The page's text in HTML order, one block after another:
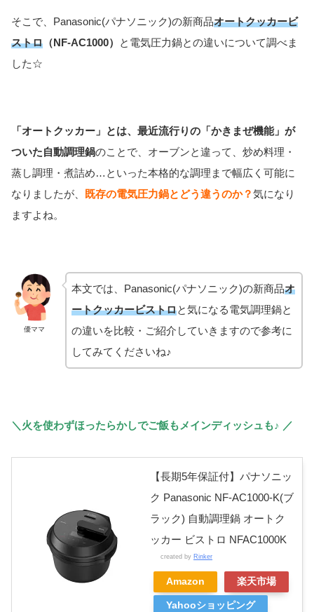
そこで、Panasonic(パナソニック)の新商品オートクッカービ
ストロ （NF-AC1000）
と電気圧力鍋との違いについて調べま
した☆
「オートクッカー」とは、最近流行りの「かきまぜ機能」が
ついた自動調理鍋のことで、オーブンと違って、炒め料理・
蒸し調理・煮詰め…といった本格的な調理まで幅広く可能に
なりましたが、
既存の電気圧力鍋とどう違うのか？気になり
ますよね。
優ママ
本文では、Panasonic(パナソニック)の新商品オ
ートクッカービストロと気になる電気調理鍋と
の違いを比較・ご紹介していきますので参考に
してみてくださいね♪
＼火を使わずほったらかしでご飯もメインディッシュも♪ ／
【長期5年保証付】パナソニッ
ク Panasonic NF-AC1000-K(ブ
ラック) 自動調理鍋 オートク
ッカー ビストロ NFAC1000K
created by Rinker
Amazon 楽天市場
Yahooショッピング